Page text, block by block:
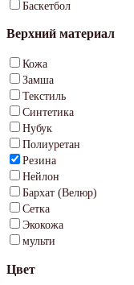
Баскетбол
Верхний материал
Кожа
Замша
Текстиль
Синтетика
Нубук
Полиуретан
Резина
Нейлон
Бархат (Велюр)
Сетка
Экокожа
мульти
Цвет